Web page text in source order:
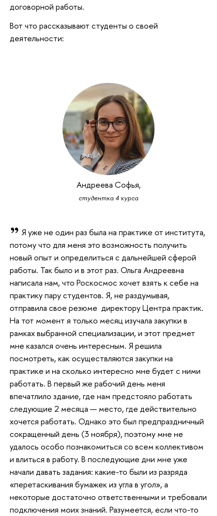
договорной работы.
Вот что рассказывают студенты о своей
деятельности:
Андреева Софья,
студентка 4 курса
Я уже не один раз была на практике от института,
потому что для меня это возможность получить
новый опыт и определиться с дальнейшей сферой
работы. Так было и в этот раз. Ольга Андреевна
написала нам, что Роскосмос хочет взять к себе на
практику пару студентов. Я, не раздумывая,
отправила свое резюме директору Центра практик.
На тот момент я только месяц изучала закупки в
рамках выбранной специализации, и этот предмет
мне казался очень интересным. Я решила
посмотреть, как осуществляются закупки на
практике и на сколько интересно мне будет с ними
работать. В первый же рабочий день меня
впечатлило здание, где нам предстояло работать
следующие 2 месяца — место, где действительно
хочется работать. Однако это был предпраздничный
сокращенный день (3 ноября), поэтому мне не
удалось особо познакомиться со всем коллективом
и влиться в работу. В последующие дни мне уже
начали давать задания: какие-то были из разряда
«перетаскивания бумажек из угла в угол», а
некоторые достаточно ответственными и требовали
подключения моих знаний. Разумеется, если что-то